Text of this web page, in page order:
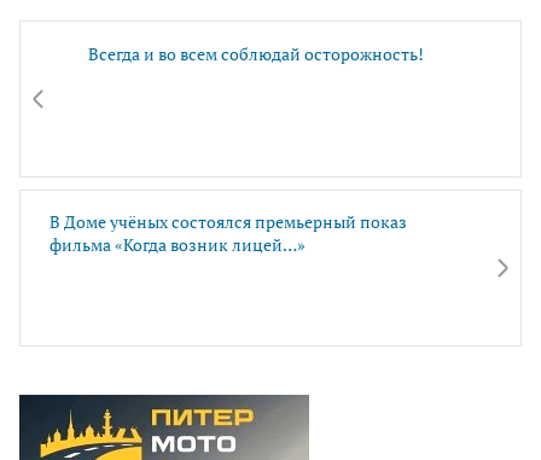
Всегда и во всем соблюдай осторожность!
В Доме учёных состоялся премьерный показ
фильма «Когда возник лицей…»